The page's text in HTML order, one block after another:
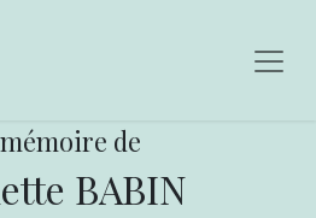
de
BABIN